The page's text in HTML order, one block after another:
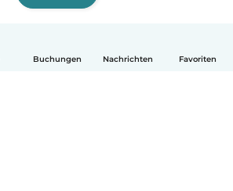
Buchungen Nachrichten Favoriten